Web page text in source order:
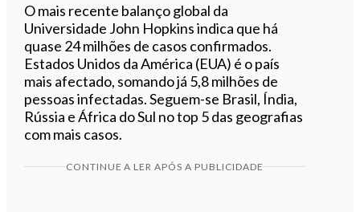
O mais recente balanço global da
Universidade John Hopkins indica que há
quase 24 milhões de casos confirmados.
Estados Unidos da América (EUA) é o país
mais afectado, somando já 5,8 milhões de
pessoas infectadas. Seguem-se Brasil, Índia,
Rússia e África do Sul no top 5 das geografias
com mais casos.
CONTINUE A LER APÓS A PUBLICIDADE